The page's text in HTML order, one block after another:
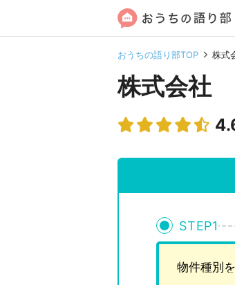
おうちの語り部TOP 株式
株式会社
STEP1